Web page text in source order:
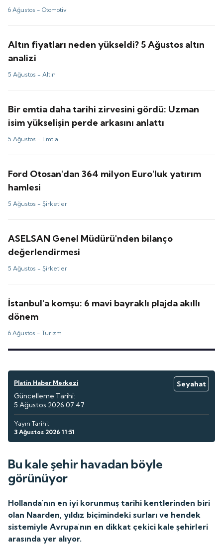
6 Ağustos -Otomotiv
Altın fiyatları neden yükseldi? 5 Ağustos altın
analizi
5 Ağustos -Altın
Bir emtia daha tarihi zirvesini gördü: Uzman
isim yükselişin perde arkasını anlattı
5 Ağustos - Emtia
Ford Otosan'dan 364 milyon Euro'luk yatırım
hamlesi
5 Ağustos -Şirketler
ASELSAN Genel Müdürü'nden bilanço
değerlendirmesi
5 Ağustos -Şirketler
İstanbul'a komşu: 6 mavi bayraklı plajda akıllı
dönem
6 Ağustos -Turizm
Platin Haber Merkezi
Seyahat
Güncelleme Tarihi:
5 Ağustos 2026 07:47
Yayın Tarihi:
3 Ağustos 2026 11:51
Bu kale şehir havadan böyle
görünüyor
Hollanda'nın en iyi korunmuş tarihi kentlerinden biri
olan Naarden, yıldız biçimindeki surları ve hendek
sistemiyle Avrupa'nın en dikkat çekici kale şehirleri
arasında yer alıyor.